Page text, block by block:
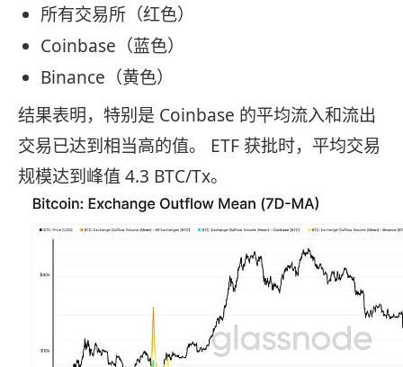
所有交易所（红色）
Coinbase（蓝色）
Binance（黄色）
结果表明，特别是 Coinbase 的平均流入和流出
交易已达到相当高的值。 ETF 获批时，平均交易
规模达到峰值 4.3 BTC/Tx。